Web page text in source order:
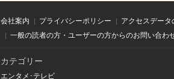
会社案内 プライバシーポリシー
アクセスデー
一般の読者の方・ユーザーの方からのお問い合わ
カテゴリー
エンタメ･テレビ